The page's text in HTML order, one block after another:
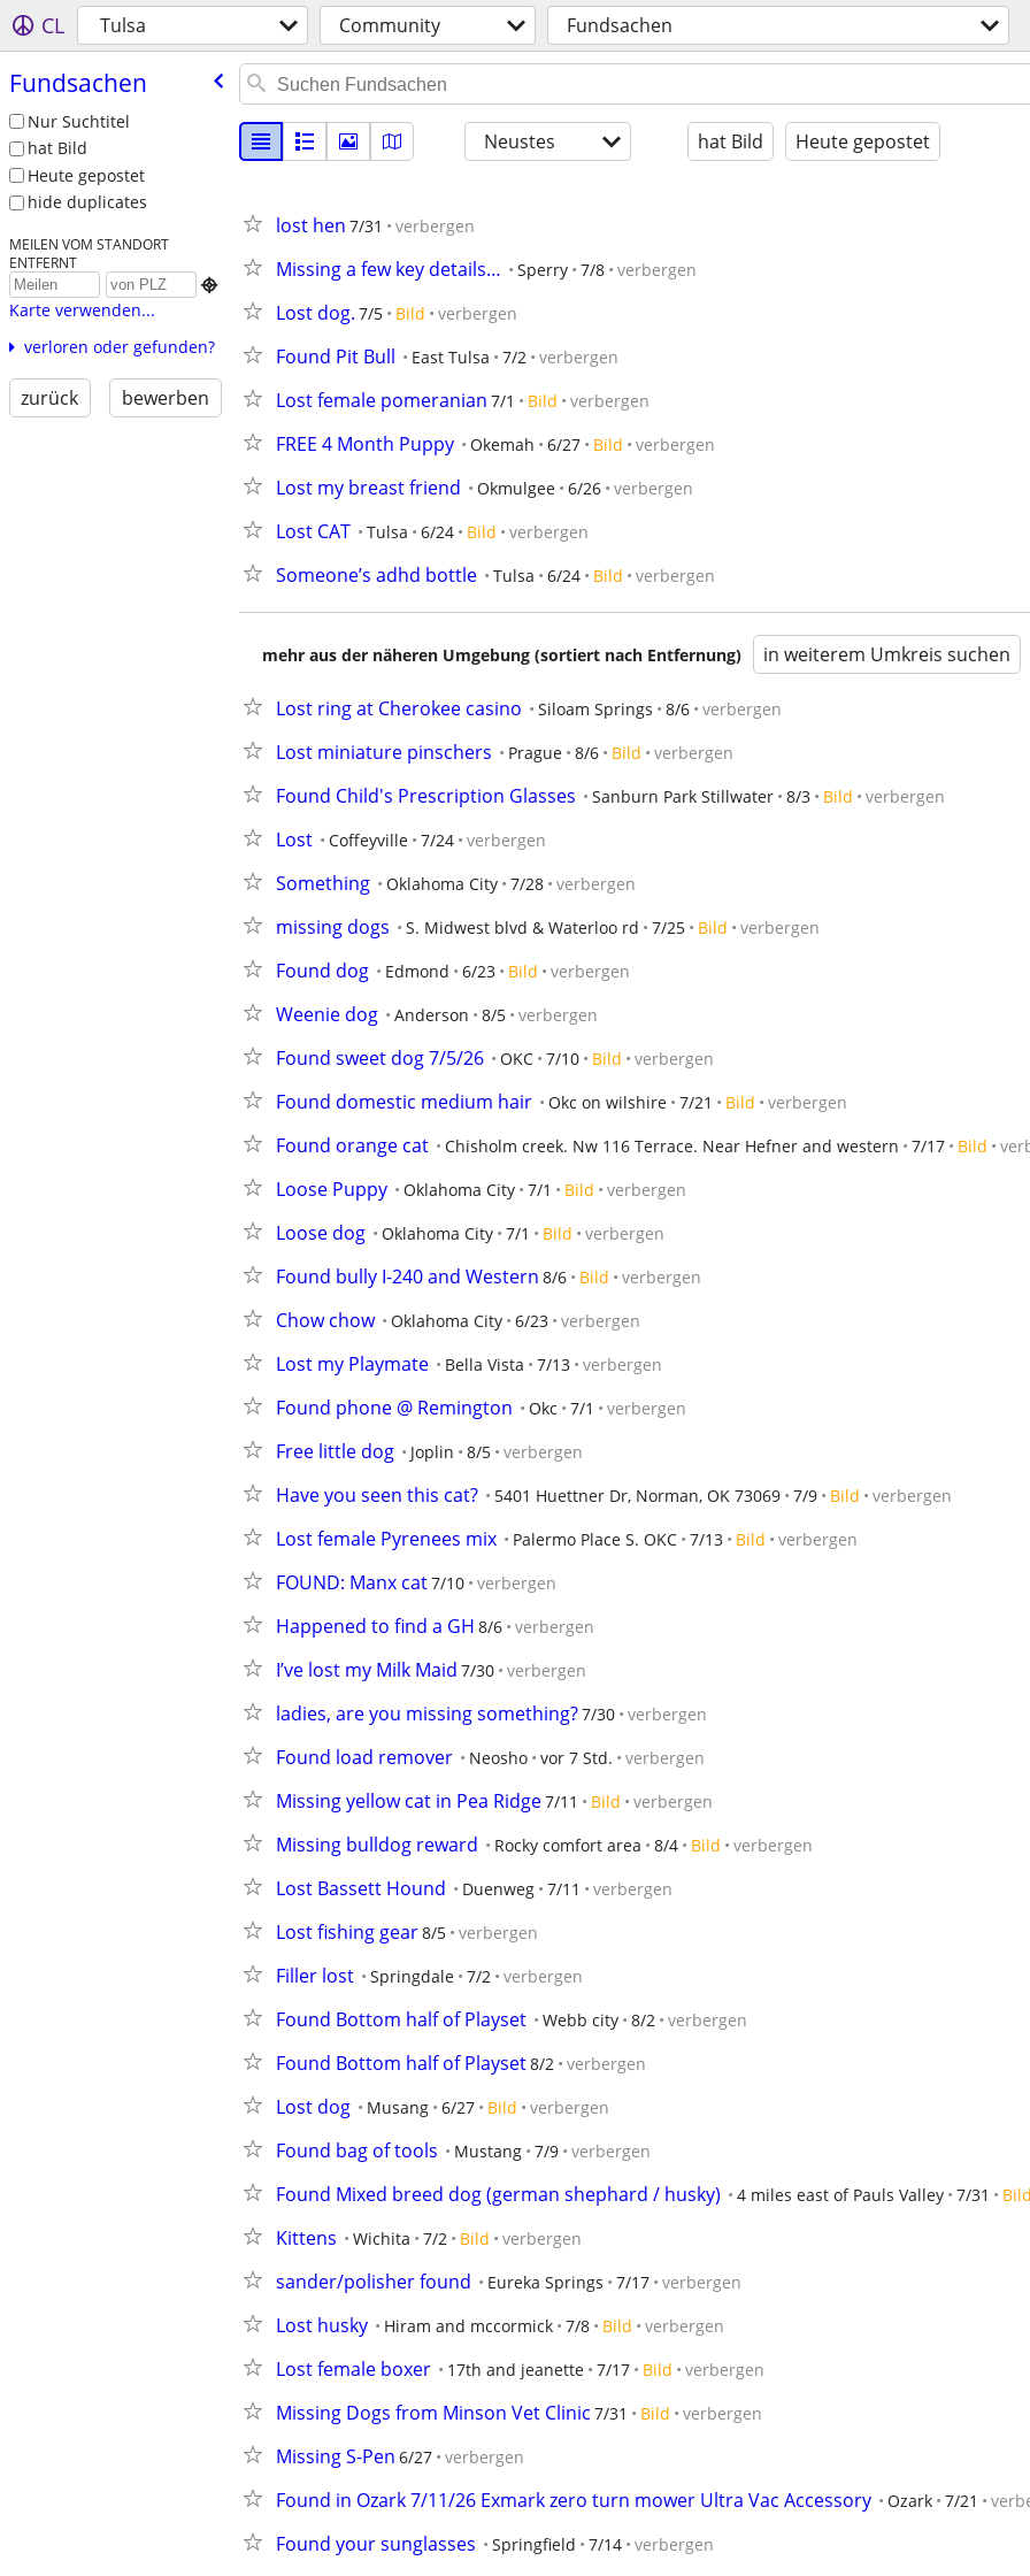
CL Tulsa Community Fundsachen
Fundsachen
Nur Suchtitel
hat Bild
Heute gepostet
hide duplicates
MEILEN VOM STANDORT
ENTFERNT

Karte verwenden...
verloren oder gefunden?
zurück bewerben
Neustes hat Bild Heute gepostet
lost hen 7/31 verbergen
Missing a few key details… Sperry 7/8 verbergen
Lost dog. 7/5 Bild verbergen
Found Pit Bull East Tulsa 7/2 verbergen
Lost female pomeranian 7/1 Bild verbergen
FREE 4 Month Puppy Okemah 6/27 Bild verbergen
Lost my breast friend Okmulgee 6/26 verbergen
Lost CAT Tulsa 6/24 Bild verbergen
Someone’s adhd bottle Tulsa 6/24 Bild verbergen
mehr aus der näheren Umgebung (sortiert nach Entfernung) in weiterem Umkreis suchen
Lost ring at Cherokee casino Siloam Springs 8/6 verbergen
Lost miniature pinschers Prague 8/6 Bild verbergen
Found Child's Prescription Glasses Sanburn Park Stillwater 8/3 Bild verbergen
Lost Coffeyville 7/24 verbergen
Something Oklahoma City 7/28 verbergen
missing dogs S. Midwest blvd & Waterloo rd 7/25 Bild verbergen
Found dog Edmond 6/23 Bild verbergen
Weenie dog Anderson 8/5 verbergen
Found sweet dog 7/5/26 OKC 7/10 Bild verbergen
Found domestic medium hair Okc on wilshire 7/21 Bild verbergen
Found orange cat Chisholm creek. Nw 116 Terrace. Near Hefner and western 7/17 Bild
Loose Puppy Oklahoma City 7/1 Bild verbergen
Loose dog Oklahoma City 7/1 Bild verbergen
Found bully I-240 and Western 8/6 Bild verbergen
Chow chow Oklahoma City 6/23 verbergen
Lost my Playmate Bella Vista 7/13 verbergen
Found phone @ Remington Okc 7/1 verbergen
Free little dog Joplin 8/5 verbergen
Have you seen this cat? 5401 Huettner Dr, Norman, OK 73069 7/9 Bild verbergen
Lost female Pyrenees mix Palermo Place S. OKC 7/13 Bild verbergen
FOUND: Manx cat7/10 verbergen
Happened to find a GH 8/6 verbergen
I’ve lost my Milk Maid 7/30 verbergen
ladies, are you missing something?7/30 verbergen
Found load remover Neosho vor 7 Std. verbergen
Missing yellow cat in Pea Ridge7/11 Bild verbergen
Missing bulldog reward Rocky comfort area 8/4 Bild verbergen
Lost Bassett Hound Duenweg 7/11 verbergen
Lost fishing gear8/5 verbergen
Filler lost Springdale 7/2 verbergen
Found Bottom half of Playset Webb city 8/2 verbergen
Found Bottom half of Playset8/2 verbergen
Lost dog Musang 6/27 Bild verbergen
Found bag of tools Mustang 7/9 verbergen
Found Mixed breed dog (german shephard / husky) 4 miles east of Pauls Valley 7/31 Bild
Kittens Wichita 7/2 Bild verbergen
sander/polisher found Eureka Springs 7/17 verbergen
Lost husky Hiram and mccormick 7/8 Bild verbergen
Lost female boxer 17th and jeanette 7/17 Bild verbergen
Missing Dogs from Minson Vet Clinic 7/31 Bild verbergen
Missing S-Pen 6/27 verbergen
Found in Ozark 7/11/26 Exmark zero turn mower Ultra Vac Accessory Ozark 7/21
Found your sunglasses Springfield 7/14 verbergen